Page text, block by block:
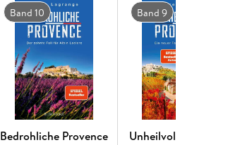
Band 10
Bedrohliche Provence
Band 9
Unheilvolle Provence